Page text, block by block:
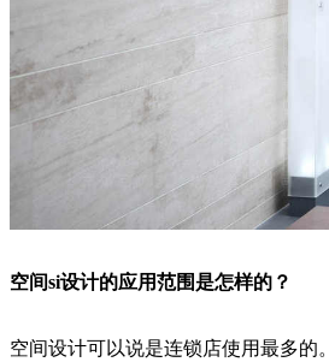
空间si设计的应用范围是怎样的？
空间设计可以说是连锁店使用最多的